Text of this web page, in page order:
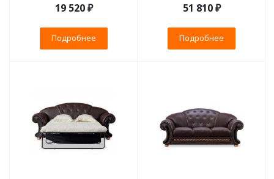
19 520 ₽
Подробнее
51 810 ₽
Подробнее